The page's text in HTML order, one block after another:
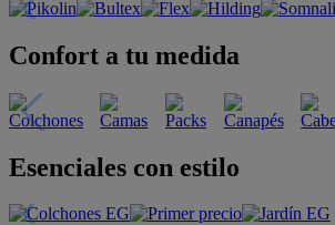
Confort a tu medida
Esenciales con estilo